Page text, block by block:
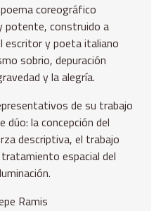
coreográfico
potente, construido a
escritor y poeta italiano
sobrio, depuración
y la alegría.
de su trabajo
la concepción del
descriptiva, el trabajo
espacial del
Ramis